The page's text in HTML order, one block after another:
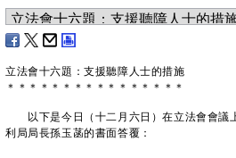
​立法會十六題：支援聽障人士的措施
＊ ＊ ＊ ＊ ＊ ＊ ＊ ＊ ＊ ＊ ＊ ＊ ＊ ＊ ＊ ＊
以下是今日（十二月六日）在立法會會議
利局局長孫玉菡的書面答覆：